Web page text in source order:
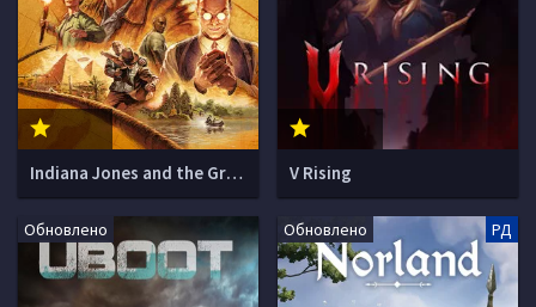
Indiana Jones and the Great Circle V Rising
Обновлено Обновлено РД